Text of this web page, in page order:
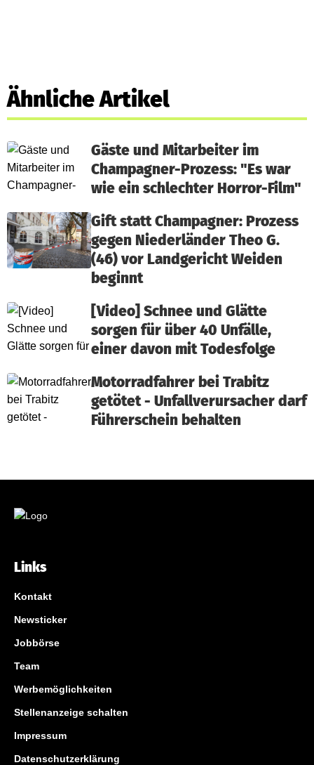
Ähnliche Artikel
Gäste und Mitarbeiter im
Champagner-Prozess: "Es war
wie ein schlechter Horror-Film"
Gift statt Champagner: Prozess
gegen Niederländer Theo G.
(46) vor Landgericht Weiden
beginnt
[Video] Schnee und Glätte
sorgen für über 40 Unfälle,
einer davon mit Todesfolge
Motorradfahrer bei Trabitz
getötet - Unfallverursacher darf
Führerschein behalten
Links
Kontakt
Newsticker
Jobbörse
Team
Werbemöglichkeiten
Stellenanzeige schalten
Impressum
Datenschutzerklärung